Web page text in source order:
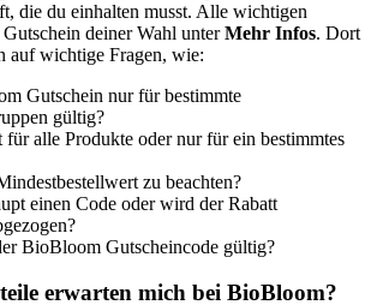
die du einhalten musst. Alle wichtigen
deiner Wahl unterMehr Infos. Dort
auf wichtige Fragen, wie:
Gutschein nur für bestimmte
gültig?
für alle Produkte oder nur für ein bestimmtes
zu beachten?
einen Code oder wird der Rabatt
BioBloom Gutscheincode gültig?
erwarten mich bei BioBloom?